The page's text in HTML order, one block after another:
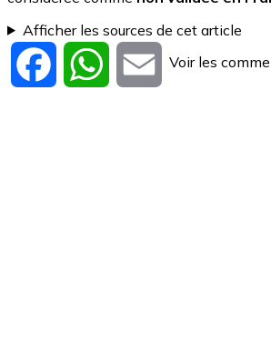
Afficher les sources de cet article
Facebook WhatsApp
Email
Voir les